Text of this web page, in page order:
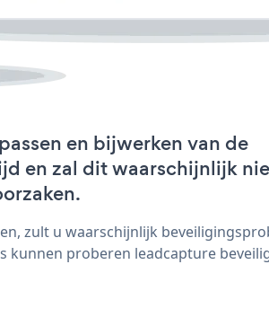
en bijwerken van de
en zal dit waarschijnlijk
zult u waarschijnlijk
kunnen proberen leadcapture